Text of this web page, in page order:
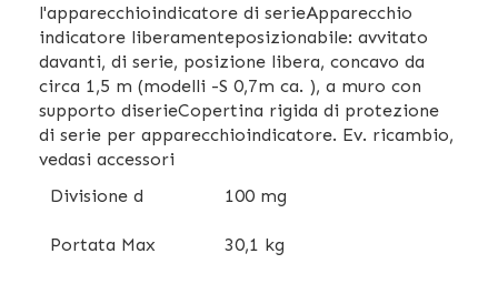
l'apparecchioindicatore di serieApparecchio
indicatore liberamenteposizionabile: avvitato
davanti, di serie, posizione libera, concavo da
circa 1,5 m (modelli -S 0,7m ca. ), a muro con
supporto diserieCopertina rigida di protezione
di serie per apparecchioindicatore. Ev. ricambio,
vedasi accessori
Divisione d
100 mg
Portata Max 30,1 kg